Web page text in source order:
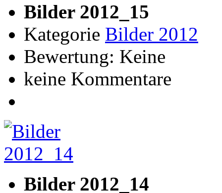
Bilder 2012_15
Kategorie Bilder 2012
Bewertung: Keine
keine Kommentare
Bilder 2012_14